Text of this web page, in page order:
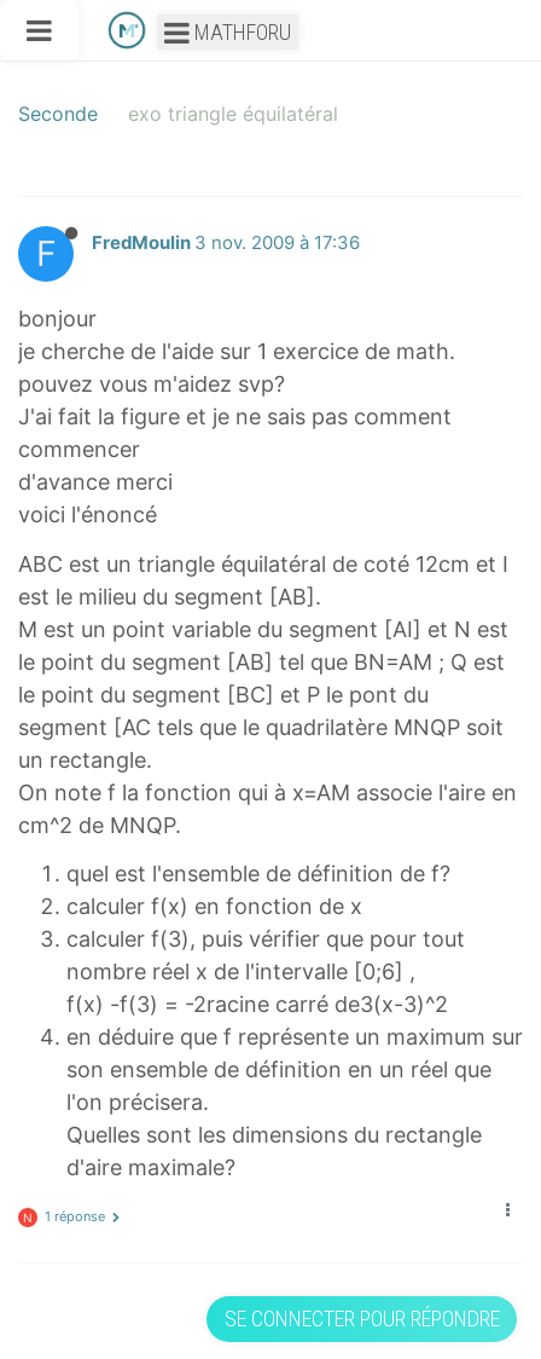
MATHFORU
Seconde exo triangle équilatéral
F FredMoulin 3 nov. 2009 à 17:36
bonjour
je cherche de l'aide sur 1 exercice de math.
pouvez vous m'aidez svp?
J'ai fait la figure et je ne sais pas comment
commencer
d'avance merci
voici l'énoncé
ABC est un triangle équilatéral de coté 12cm et I
est le milieu du segment [AB].
M est un point variable du segment [AI] et N est
le point du segment [AB] tel que BN=AM ; Q est
le point du segment [BC] et P le pont du
segment [AC tels que le quadrilatère MNQP soit
un rectangle.
On note f la fonction qui à x=AM associe l'aire en
cm^2 de MNQP.
quel est l'ensemble de définition de f?
calculer f(x) en fonction de x
calculer f(3), puis vérifier que pour tout
nombre réel x de l'intervalle [0;6] ,
f(x) -f(3) = -2racine carré de3(x-3)^2
en déduire que f représente un maximum sur
son ensemble de définition en un réel que
l'on précisera.
Quelles sont les dimensions du rectangle
d'aire maximale?
N 1 réponse
SE CONNECTER POUR RÉPONDRE